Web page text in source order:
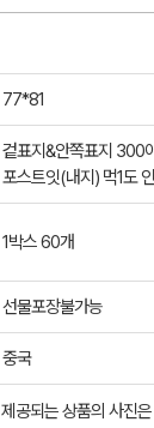
77*81
겉표지&안쪽표지 300
포스트잇(내지) 먹1도
1박스 60개
선물포장불가능
중국
제공되는 상품의 사진